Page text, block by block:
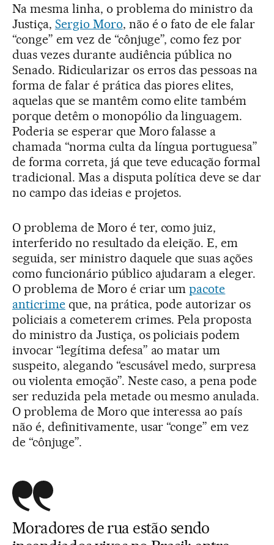
Na mesma linha, o problema do ministro da
Justiça, Sergio Moro, não é o fato de ele falar
“conge” em vez de “cônjuge”, como fez por
duas vezes durante audiência pública no
Senado. Ridicularizar os erros das pessoas na
forma de falar é prática das piores elites,
aquelas que se mantêm como elite também
porque detêm o monopólio da linguagem.
Poderia se esperar que Moro falasse a
chamada “norma culta da língua portuguesa”
de forma correta, já que teve educação formal
tradicional. Mas a disputa política deve se dar
no campo das ideias e projetos.
O problema de Moro é ter, como juiz,
interferido no resultado da eleição. E, em
seguida, ser ministro daquele que suas ações
como funcionário público ajudaram a eleger.
O problema de Moro é criar umpacote
anticrimeque, na prática, pode autorizar os
policiais a cometerem crimes. Pela proposta
do ministro da Justiça, os policiais podem
invocar “legítima defesa” ao matar um
suspeito, alegando “escusável medo, surpresa
ou violenta emoção”. Neste caso, a pena pode
ser reduzida pela metade ou mesmo anulada.
O problema de Moro que interessa ao país
não é, definitivamente, usar “conge” em vez
de “cônjuge”.
Moradores de rua estão sendo